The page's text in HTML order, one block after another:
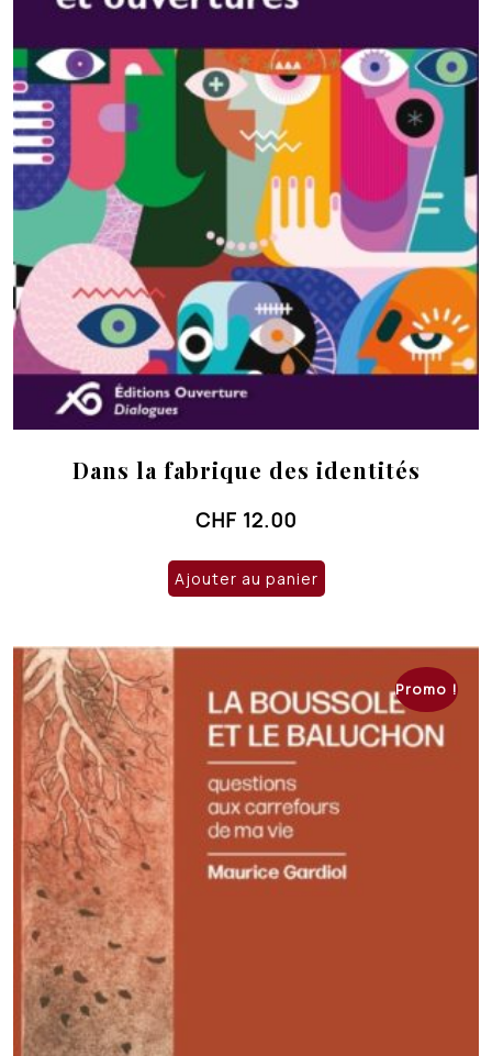
Dans la fabrique des identités
CHF 12.00
Ajouter au panier
Promo !